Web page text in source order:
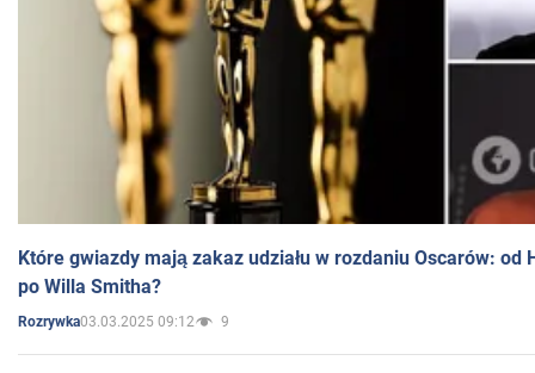
Które gwiazdy mają zakaz udziału w rozdaniu Oscarów: od
po Willa Smitha?
Rozrywka03.03.2025 09:12 9